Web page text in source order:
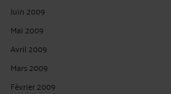
Juin 2009
Mai 2009
Avril 2009
Mars 2009
Février 2009